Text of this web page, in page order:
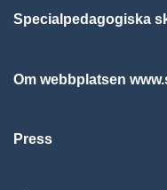
Specialpedagogiska
Om webbplatsen
Press